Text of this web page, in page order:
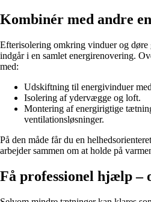
Kombinér med andre
Efterisolering omkring vinduer og døre
indgår i en samlet energirenovering.
med:
Udskiftning til energivinduer
Isolering af ydervægge og loft.
Montering af energirigtige
ventilationsløsninger.
På den måde får du en
arbejder sammen om at holde på
Få professionel hjælp –